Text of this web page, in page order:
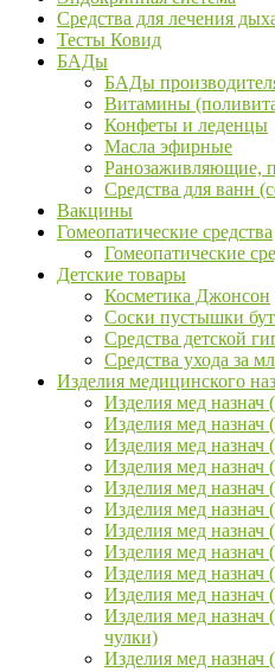
Средства для лечения
Тесты Ковид
БАДы
БАДы
Витамины
Конфеты и леденцы
Масла эфирные
Ранозаживляющие,
Средства для ванн
Вакцины
Гомеопатические средства
Гомеопатические
Детские товары
Косметика Джонсон
Соски пустышки
Средства детской
Средства ухода за
Изделия медицинского
Изделия мед
Изделия мед назнач
Изделия мед назнач
Изделия мед
Изделия мед
Изделия мед
Изделия мед
Изделия мед
Изделия мед назнач
Изделия мед
Изделия мед
чулки)
Изделия мед назнач